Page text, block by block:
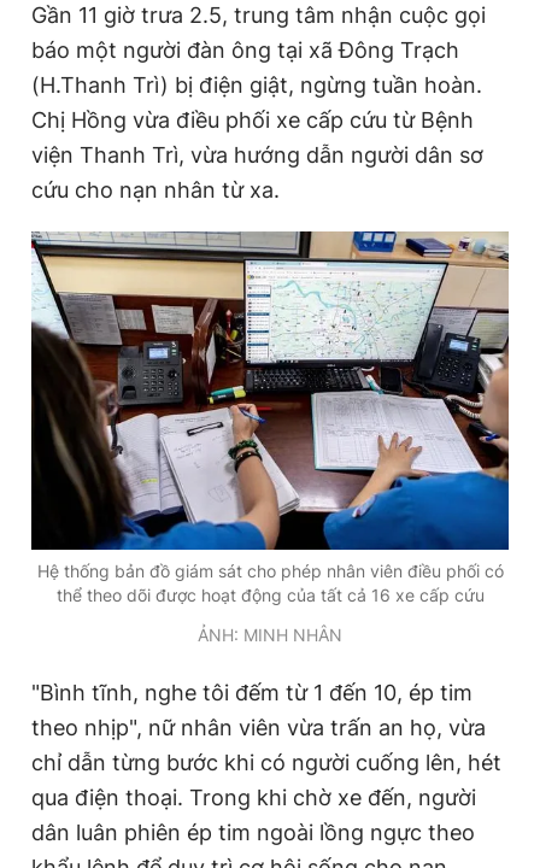
Gần 11 giờ trưa 2.5, trung tâm nhận cuộc gọi
báo một người đàn ông tại xã Đông Trạch
(H.Thanh Trì) bị điện giật, ngừng tuần hoàn.
Chị Hồng vừa điều phối xe cấp cứu từ Bệnh
viện Thanh Trì, vừa hướng dẫn người dân sơ
cứu cho nạn nhân từ xa.
Hệ thống bản đồ giám sát cho phép nhân viên điều phối có
thể theo dõi được hoạt động của tất cả 16 xe cấp cứu
ẢNH: MINH NHÂN
"Bình tĩnh, nghe tôi đếm từ 1 đến 10, ép tim
theo nhịp", nữ nhân viên vừa trấn an họ, vừa
chỉ dẫn từng bước khi có người cuống lên, hét
qua điện thoại. Trong khi chờ xe đến, người
dân luân phiên ép tim ngoài lồng ngực theo